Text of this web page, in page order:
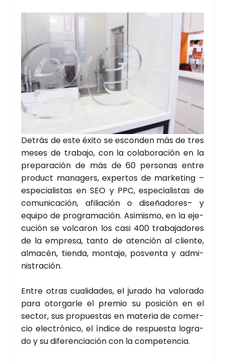
Detrás de este éxi­to se escon­den más de tres
meses de tra­ba­jo, con la cola­bo­ra­ción en la
pre­pa­ra­ción de más de 60 per­so­nas entre
pro­duct mana­gers, exper­tos de mar­ke­ting –
espe­cia­lis­tas en SEO y PPC, espe­cia­lis­tas de
comu­ni­ca­ción, afi­lia­ción o dise­ña­do­res– y
equi­po de pro­gra­ma­ción. Asi­mis­mo, en la eje­
cu­ción se vol­ca­ron los casi 400 tra­ba­ja­do­res
de la empre­sa, tan­to de aten­ción al clien­te,
alma­cén, tien­da, mon­ta­je, pos­ven­ta y admi­
nis­tra­ción.
Entre otras cua­li­da­des, el jura­do ha valo­ra­do
para otor­gar­le el pre­mio su posi­ción en el
sec­tor, sus pro­pues­tas en mate­ria de comer­
cio elec­tró­ni­co, el índi­ce de res­pues­ta logra­
do y su dife­ren­cia­ción con la com­pe­ten­cia.